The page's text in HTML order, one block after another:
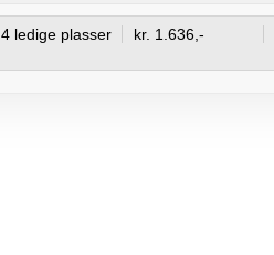
4 ledige plasser kr. 1.636,-